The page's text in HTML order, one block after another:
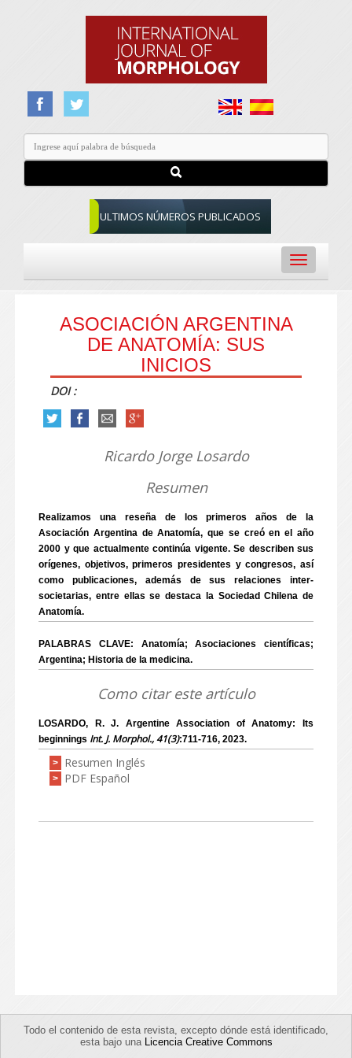
ULTIMOS NÚMEROS PUBLICADOS
Toggle
navigation
ASOCIACIÓN ARGENTINA
DE ANATOMÍA: SUS
INICIOS
DOI :
Ricardo Jorge Losardo
Resumen
Realizamos una reseña de los primeros años de la
Asociación Argentina de Anatomía, que se creó en el año
2000 y que actualmente continúa vigente. Se describen sus
orígenes, objetivos, primeros presidentes y congresos, así
como publicaciones, además de sus relaciones inter-
societarias, entre ellas se destaca la Sociedad Chilena de
Anatomía.
PALABRAS CLAVE: Anatomía; Asociaciones científicas;
Argentina; Historia de la medicina.
Como citar este artículo
LOSARDO, R. J. Argentine Association of Anatomy: Its
beginnings Int. J. Morphol., 41(3):711-716, 2023.
> Resumen Inglés
> PDF Español
Todo el contenido de esta revista, excepto dónde está identificado,
esta bajo una Licencia Creative Commons